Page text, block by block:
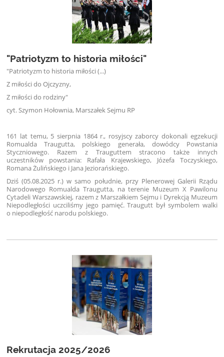
"Patriotyzm to historia miłości"
"Patriotyzm to historia miłości (...)
Z miłości do Ojczyzny,
Z miłości do rodziny"
cyt. Szymon Hołownia, Marszałek Sejmu RP
161 lat temu, 5 sierpnia 1864 r., rosyjscy zaborcy dokonali egzekucji
Romualda Traugutta, polskiego generała, dowódcy Powstania
Styczniowego. Razem z Trauguttem stracono także innych
uczestników powstania: Rafała Krajewskiego, Józefa Toczyskiego,
Romana Żulińskiego i Jana Jeziorańskiego.
Dziś (05.08.2025 r.) w samo południe, przy Plenerowej Galerii Rządu
Narodowego Romualda Traugutta, na terenie Muzeum X Pawilonu
Cytadeli Warszawskiej, razem z Marszałkiem Sejmu i Dyrekcją Muzeum
Niepodległości uczciliśmy jego pamięć. Traugutt był symbolem walki
o niepodległość narodu polskiego.
Rekrutacja 2025/2026